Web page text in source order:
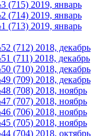
(715) 2019, январь
(714) 2019, январь
(713) 2019, январь
(712) 2018, декабрь
(711) 2018, декабрь
(710) 2018, декабрь
(709) 2018, декабрь
(708) 2018, ноябрь
(707) 2018, ноябрь
(706) 2018, ноябрь
(705) 2018, ноябрь
(704) 2018, октябрь